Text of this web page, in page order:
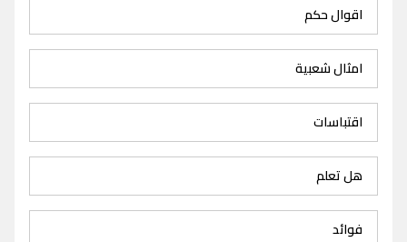
اقوال حكم
امثال شعبية
اقتباسات
هل تعلم
فوائد